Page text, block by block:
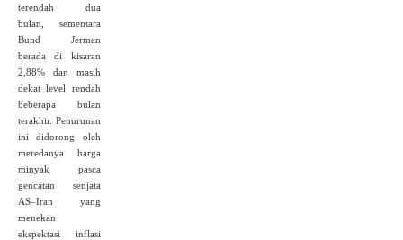
terendah dua
bulan, sementara
Bund Jerman
berada di kisaran
2,88% dan masih
dekat level rendah
beberapa bulan
terakhir. Penurunan
ini didorong oleh
meredanya harga
minyak pasca
gencatan senjata
AS–Iran yang
menekan
ekspektasi inflasi